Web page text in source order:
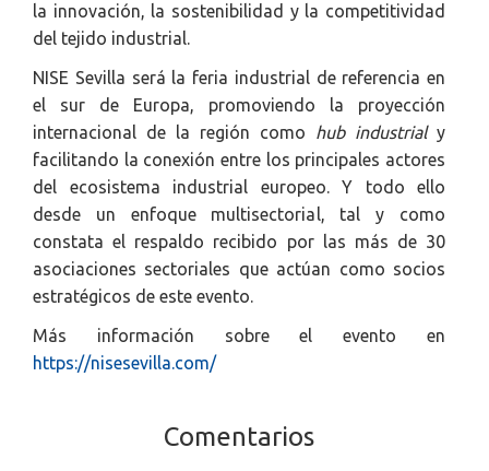
la innovación, la sostenibilidad y la competitividad
del tejido industrial.
NISE Sevilla será la feria industrial de referencia en
el sur de Europa, promoviendo la proyección
internacional de la región como hub industrialy
facilitando la conexión entre los principales actores
del ecosistema industrial europeo. Y todo ello
desde un enfoque multisectorial, tal y como
constata el respaldo recibido por las más de 30
asociaciones sectoriales que actúan como socios
estratégicos de este evento.
Más información sobre el evento en
https://nisesevilla.com/
Comentarios